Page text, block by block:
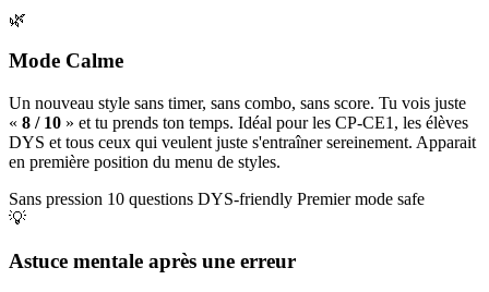
🌿
Mode Calme
Un nouveau style sans timer, sans combo, sans score. Tu vois juste
« 8 / 10 » et tu prends ton temps. Idéal pour les CP-CE1, les élèves
DYS et tous ceux qui veulent juste s'entraîner sereinement. Apparait
en première position du menu de styles.
Sans pression 10 questions DYS-friendly Premier mode safe
💡
Astuce mentale après une erreur